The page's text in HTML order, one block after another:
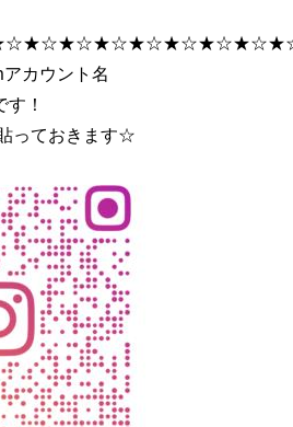
カウント名
す！
っておきます☆